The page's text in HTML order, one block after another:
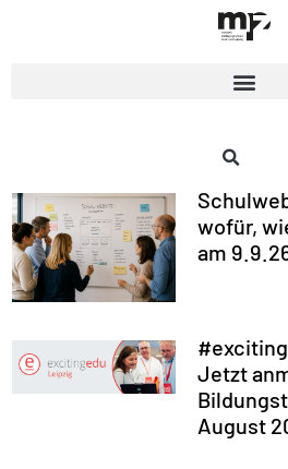
wofür,
am
Jetzt
August